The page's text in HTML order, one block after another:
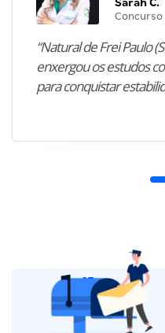
“Natural de Frei Paulo
enxergou os estudos
para conquistar